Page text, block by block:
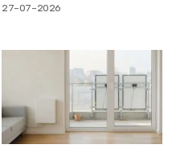
27-07-2026